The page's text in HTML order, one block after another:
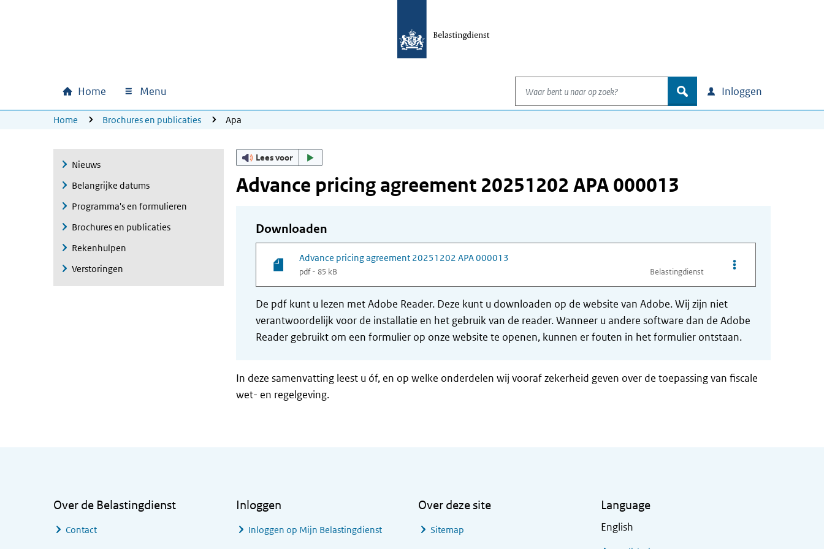
Hoofdnavigatie
Home Menu
Waar bent u naar op zoek?
zoek Inloggen
U bevindt zich hier:
Home Brochures en publicaties Apa
Nieuws
Belangrijke datums
Programma's en formulieren
Brochures en publicaties
Rekenhulpen
Verstoringen
Lees voor
Advance pricing agreement 20251202 APA 000013
Downloaden
Advance pricing agreement 20251202 APA 000013
pdf - 85 kB Belastingdienst
Opties van bestand
De pdf kunt u lezen met Adobe Reader. Deze kunt u downloaden op de website van Adobe. Wij zijn niet
verantwoordelijk voor de installatie en het gebruik van de reader. Wanneer u andere software dan de Adobe
Reader gebruikt om een formulier op onze website te openen, kunnen er fouten in het formulier ontstaan.
In deze samenvatting leest u óf, en op welke onderdelen wij vooraf zekerheid geven over de toepassing van fiscale
wet- en regelgeving.
Over de Belastingdienst
Contact
Inloggen
Inloggen op Mijn Belastingdienst
Over deze site
Sitemap
Language
English